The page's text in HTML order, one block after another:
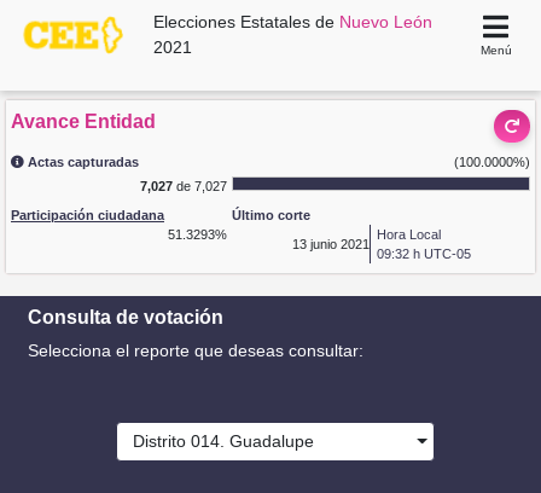
Elecciones Estatales de Nuevo León
2021
Menú
Avance Entidad
Actas capturadas
(100.0000%)
7,027de 7,027
Participación ciudadana
51.3293%
Último corte
13 junio 2021
Hora Local
09:32 h UTC-05
Consulta de votación
Selecciona el reporte que deseas consultar:
Distrito 014. Guadalupe